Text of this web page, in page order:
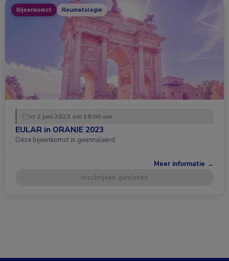
Bijeenkomst Reumatologie
vr 2 juni 2023 om 18:00 uur
EULAR in ORANJE 2023
Deze bijeenkomst is geannuleerd.
Meer informatie →
Inschrijven gesloten